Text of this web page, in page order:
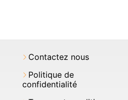
Contactez nous
Politique de
confidentialité